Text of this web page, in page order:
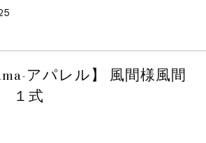
ュア導入のお知らせ...
アパレル】 風間様風間
式